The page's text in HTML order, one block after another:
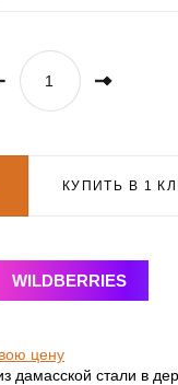
КУПИТЬ В 1
WILDBERRIES
цену
дамасской стали в